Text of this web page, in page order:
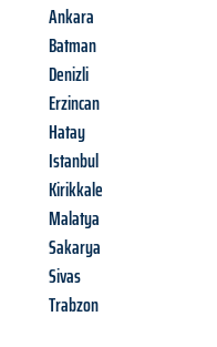
Ankara
Batman
Denizli
Erzincan
Hatay
Istanbul
Kirikkale
Malatya
Sakarya
Sivas
Trabzon